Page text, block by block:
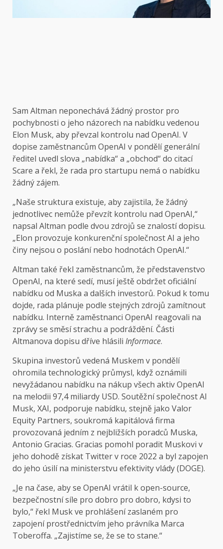
Sam Altman neponechává žádný prostor pro
pochybnosti o jeho názorech na nabídku vedenou
Elon Musk, aby převzal kontrolu nad OpenAI. V
dopise zaměstnancům OpenAI v pondělí generální
ředitel uvedl slova „nabídka“ a „obchod“ do citací
Scare a řekl, že rada pro startupu nemá o nabídku
žádný zájem.
„Naše struktura existuje, aby zajistila, že žádný
jednotlivec nemůže převzít kontrolu nad OpenAI,“
napsal Altman podle dvou zdrojů se znalostí dopisu.
„Elon provozuje konkurenční společnost AI a jeho
činy nejsou o poslání nebo hodnotách OpenAI.“
Altman také řekl zaměstnancům, že představenstvo
OpenAI, na které sedí, musí ještě obdržet oficiální
nabídku od Muska a dalších investorů. Pokud k tomu
dojde, rada plánuje podle stejných zdrojů zamítnout
nabídku. Interně zaměstnanci OpenAI reagovali na
zprávy se směsí strachu a podráždění. Části
Altmanova dopisu dříve hlásili Informace.
Skupina investorů vedená Muskem v pondělí
ohromila technologický průmysl, když oznámili
nevyžádanou nabídku na nákup všech aktiv OpenAI
na melodii 97,4 miliardy USD. Soutěžní společnost AI
Musk, XAI, podporuje nabídku, stejně jako Valor
Equity Partners, soukromá kapitálová firma
provozovaná jedním z nejbližších poradců Muska,
Antonio Gracias. Gracias pomohl poradit Muskovi v
jeho dohodě získat Twitter v roce 2022 a byl zapojen
do jeho úsilí na ministerstvu efektivity vlády (DOGE).
„Je na čase, aby se OpenAI vrátil k open-source,
bezpečnostní síle pro dobro pro dobro, kdysi to
bylo,“ řekl Musk ve prohlášení zaslaném pro
zapojení prostřednictvím jeho právníka Marca
Toberoffa. „Zajistíme se, že se to stane.“